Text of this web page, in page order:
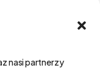
nasi partnerzy